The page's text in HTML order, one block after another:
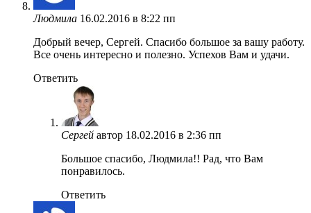
Людмила 16.02.2016 в 8:22 пп
Добрый вечер, Сергей. Спасибо большое за вашу работу.
Все очень интересно и полезно. Успехов Вам и удачи.
Ответить
Сергей автор 18.02.2016 в 2:36 пп
Большое спасибо, Людмила!! Рад, что Вам
понравилось.
Ответить